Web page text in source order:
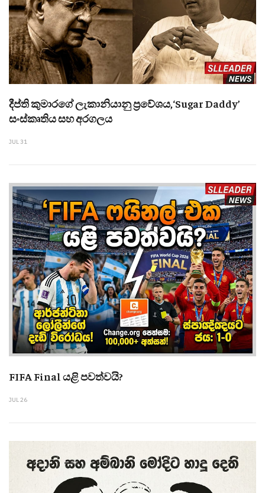
දීප්ති කුමාරගේ ලැකානියානු ප්‍රවේශය,‘Sugar Daddy’
සංස්කෘතිය සහ අරගලය
JUL 31
FIFA Final යළි පවත්වයි?
JUL 26